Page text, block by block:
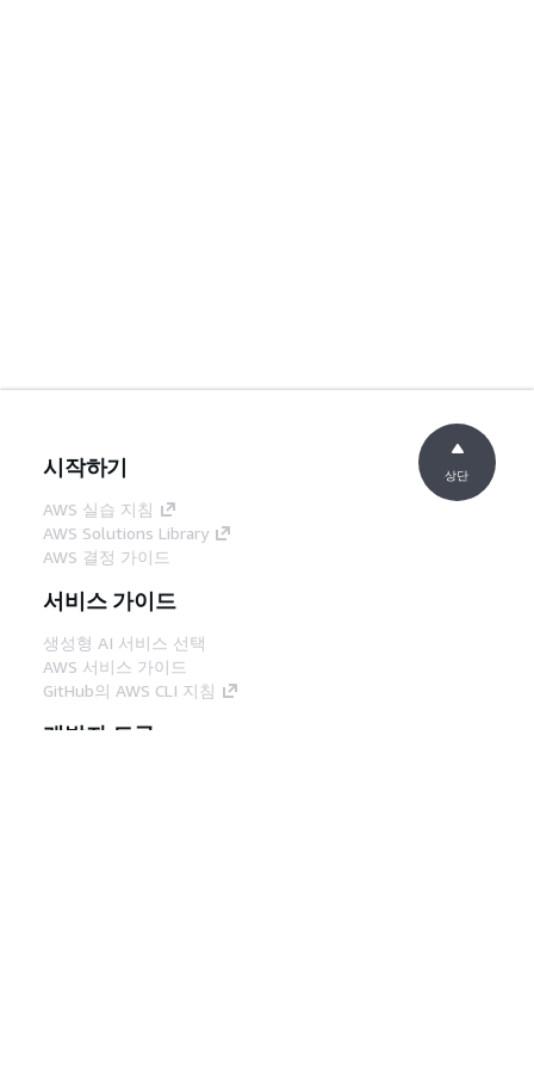
시작하기
AWS 실습 지침
AWS Solutions Library
AWS 결정 가이드
서비스 가이드
생성형 AI 서비스 선택
AWS 서비스 가이드
GitHub의 AWS CLI 지침
개발자 도구
상단